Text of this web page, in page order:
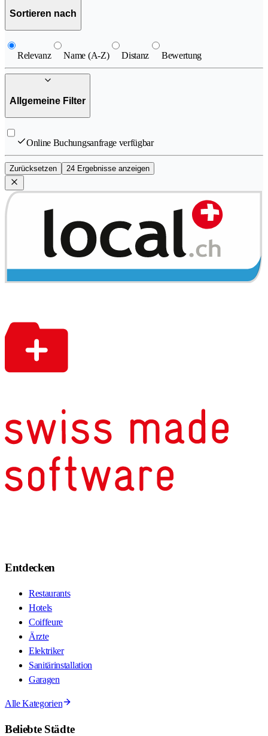
Sortieren nach
Relevanz Name (A-Z) Distanz Bewertung
Allgemeine Filter
Online Buchungsanfrage verfügbar
Zurücksetzen 24 Ergebnisse anzeigen
Entdecken
Restaurants
Hotels
Coiffeure
Ärzte
Elektriker
Sanitärinstallation
Garagen
Alle Kategorien
Beliebte Städte